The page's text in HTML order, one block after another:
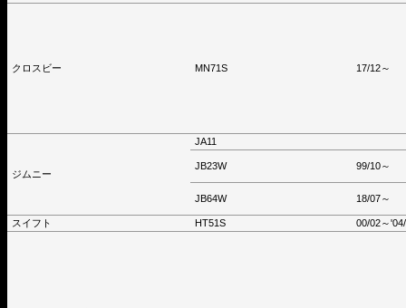
クロスビー MN71S 17/12～
ジムニー
JA11
JB23W 99/10～
JB64W 18/07～
スイフト HT51S 00/02～